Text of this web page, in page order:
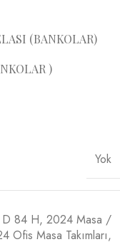
(BANKOLAR)
)
Yok
84 H, 2024 Masa /
Ofis Masa Takımları,